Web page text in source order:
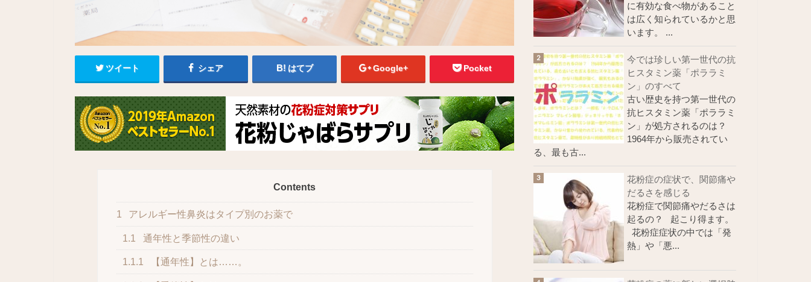
ツイート シェア はてブ Google+ Pocket
Contents
1 アレルギー性鼻炎はタイプ別のお薬で
1.1 通年性と季節性の違い
1.1.1 【通年性】とは……。
に有効な食べ物があること
は広く知られているかと思
います。 ...
今では珍しい第一世代の抗
ヒスタミン薬「ポララミ
ン」のすべて
古い歴史を持つ第一世代の
抗ヒスタミン薬「ポララミ
ン」が処方されるのは？
1964年から販売されてい
る、最も古...
花粉症の症状で、関節痛や
だるさを感じる
花粉症で関節痛やだるさは
起るの？ 起こり得ます。
花粉症症状の中では「発
熱」や「悪...